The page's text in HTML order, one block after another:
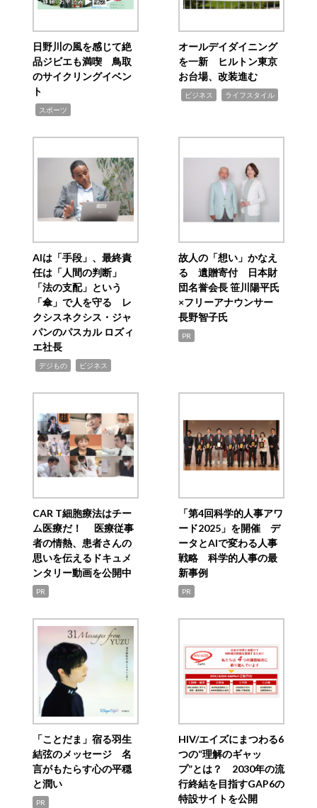
日野川の風を感じて絶
品ジビエも満喫 鳥取
のサイクリングイベン
ト
スポーツ
オールデイダイニング
を一新 ヒルトン東京
お台場、改装進む
ビジネス ライフスタイル
AIは「手段」、最終責
任は「人間の判断」
「法の支配」という
「傘」で人を守る レ
クシスネクシス・ジャ
パンのパスカル ロズィ
エ社長
デジもの ビジネス
故人の「想い」かなえ
る 遺贈寄付 日本財
団名誉会長 笹川陽平氏
×フリーアナウンサー
長野智子氏
PR
CAR T細胞療法はチー
ム医療だ！ 医療従事
者の情熱、患者さんの
思いを伝えるドキュメ
ンタリー動画を公開中
PR
「第4回科学的人事アワ
ード2025」を開催 デ
ータとAIで変わる人事
戦略 科学的人事の最
新事例
PR
「ことだま」宿る羽生
結弦のメッセージ 名
言がもたらす心の平穏
と潤い
PR
HIV/エイズにまつわる6
つの“理解のギャッ
プ”とは？ 2030年の流
行終結を目指すGAP6の
特設サイトを公開